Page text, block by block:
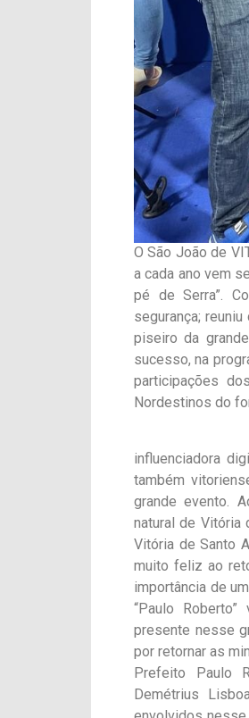
O São João de
a cada ano vem
pé de Serra”.
segurança;
piseiro da
sucesso, na
participações
Nordestinos do
influenciadora
também
grande evento.
natural de Vitória
Vitória de Santo
muito feliz ao
importância de
“Paulo
presente nesse
por retornar as
Prefeito Paulo
Demétrius